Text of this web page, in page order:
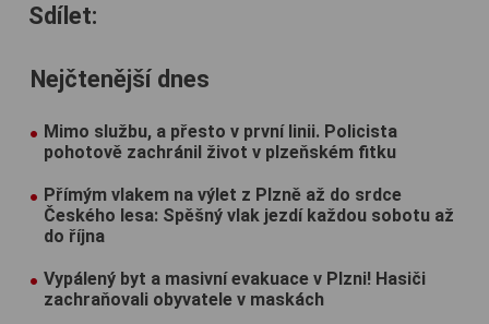
Sdílet:
Nejčtenější dnes
Mimo službu, a přesto v první linii. Policista
pohotově zachránil život v plzeňském fitku
Přímým vlakem na výlet z Plzně až do srdce
Českého lesa: Spěšný vlak jezdí každou sobotu až
do října
Vypálený byt a masivní evakuace v Plzni! Hasiči
zachraňovali obyvatele v maskách